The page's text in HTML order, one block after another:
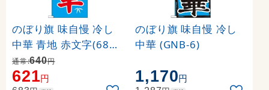
のぼり旗 味自慢 冷し
中華 青地 赤文字(6813
4)
通常:640円
621円
のぼり旗 味自慢 冷し
中華 (GNB-6)
1,170円